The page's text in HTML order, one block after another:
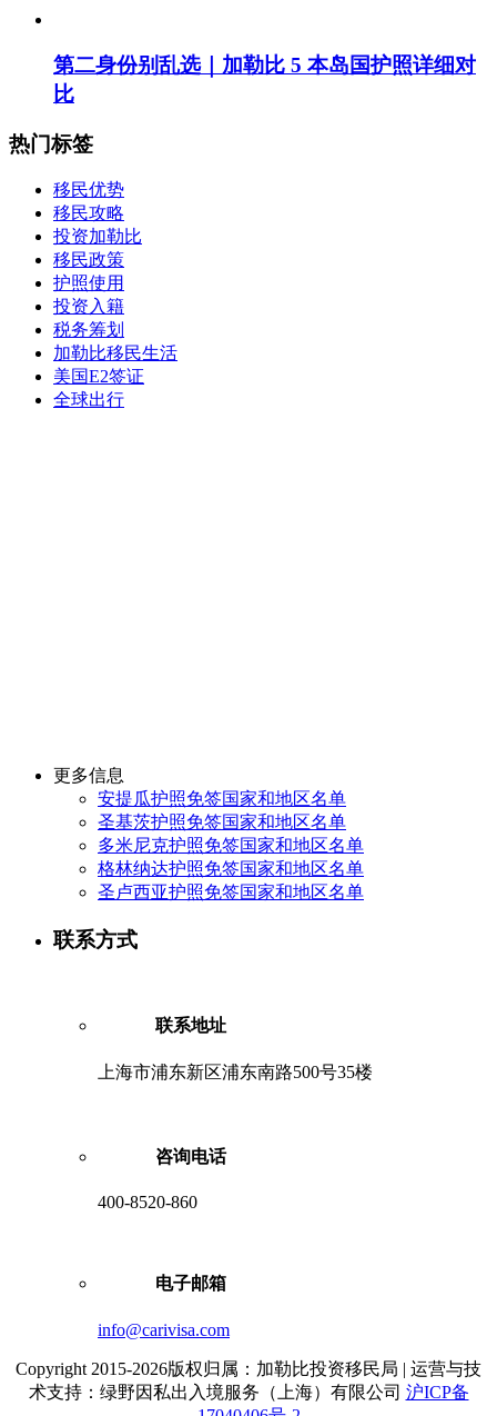
第二身份别乱选｜加勒比 5 本岛国护照详细对
比
热门标签
移民优势
移民攻略
投资加勒比
移民政策
护照使用
投资入籍
税务筹划
加勒比移民生活
美国E2签证
全球出行
更多信息
安提瓜护照免签国家和地区名单
圣基茨护照免签国家和地区名单
多米尼克护照免签国家和地区名单
格林纳达护照免签国家和地区名单
圣卢西亚护照免签国家和地区名单
联系方式
联系地址
上海市浦东新区浦东南路500号35楼
咨询电话
400-8520-860
电子邮箱
info@carivisa.com
Copyright 2015-2026版权归属：加勒比投资移民局 | 运营与技
术支持：绿野因私出入境服务（上海）有限公司 沪ICP备